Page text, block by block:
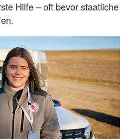
Hilfe – oft bevor staatliche